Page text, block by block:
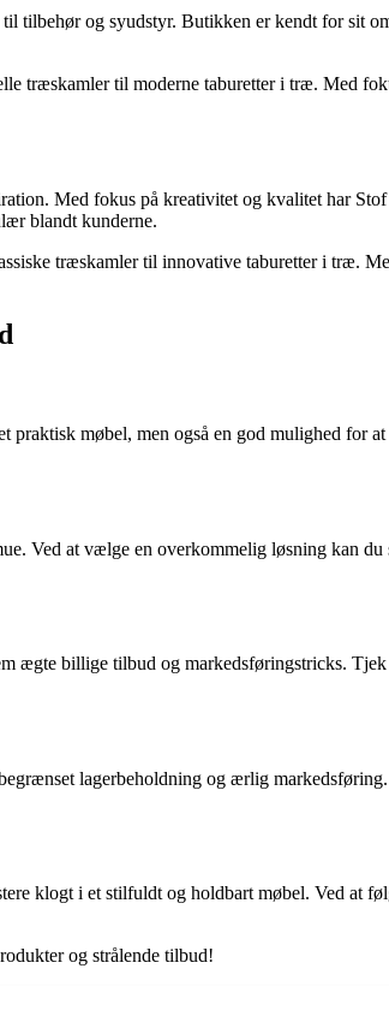
tilbehør og syudstyr. Butikken er kendt for sit
træskamler til moderne taburetter i træ. Med
Med fokus på kreativitet og kvalitet har
blandt kunderne.
træskamler til innovative taburetter i træ.
møbel, men også en god mulighed for
Ved at vælge en overkommelig løsning kan
ægte billige tilbud og markedsføringstricks.
lagerbeholdning og ærlig
klogt i et stilfuldt og holdbart møbel. Ved at
og strålende tilbud!